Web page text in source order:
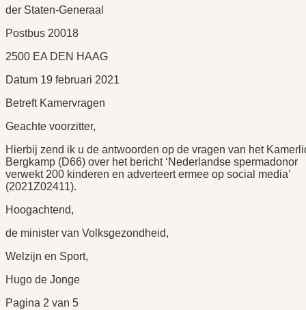
der Staten-Generaal
Postbus 20018
2500 EA DEN HAAG
Datum 19 februari 2021
Betreft Kamervragen
Geachte voorzitter,
Hierbij zend ik u de antwoorden op de vragen van het
Bergkamp (D66) over het bericht ‘Nederlandse spermadonor
verwekt 200 kinderen en adverteert ermee op social media’
(2021Z02411).
Hoogachtend,
de minister van Volksgezondheid,
Welzijn en Sport,
Hugo de Jonge
Pagina 2 van 5